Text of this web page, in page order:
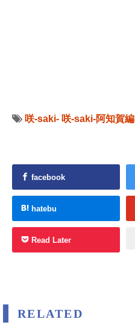
咲-saki- 咲-saki-阿知賀編
facebook
hatebu
Read Later
RELATED